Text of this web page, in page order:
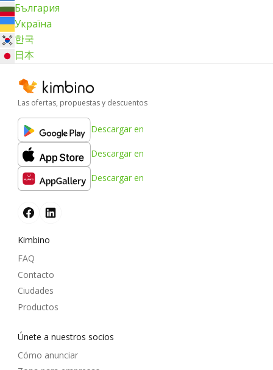
България
Україна
한국
日本
Las ofertas, propuestas y descuentos
Descargar en
Descargar en
Descargar en
Kimbino
FAQ
Contacto
Ciudades
Productos
Únete a nuestros socios
Cómo anunciar